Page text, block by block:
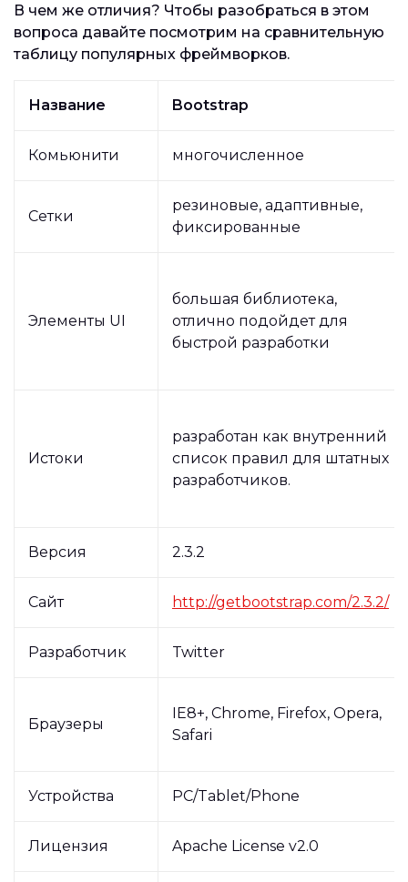
В чем же отличия? Чтобы разобраться в этом
вопроса давайте посмотрим на сравнительную
таблицу популярных фреймворков.
Название Bootstrap
Комьюнити многочисленное
Сетки
резиновые, адаптивные,
фиксированные
Элементы UI
большая библиотека,
отлично подойдет для
быстрой разработки
Истоки
разработан как внутренний
список правил для штатных
разработчиков.
Версия 2.3.2
Сайт http://getbootstrap.com/2.3.2/
Разработчик Twitter
Браузеры
IE8+, Chrome, Firefox, Opera,
Safari
Устройства PC/Tablet/Phone
Лицензия Apache License v2.0